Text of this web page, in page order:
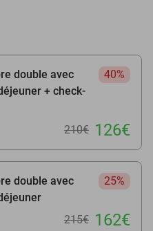
double avec
+ check-
40%
210€ 126€
double avec
25%
215€ 162€